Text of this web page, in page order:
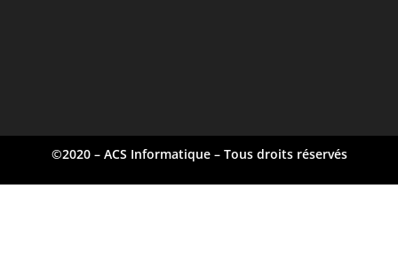
©2020 – ACS Informatique – Tous droits réservés